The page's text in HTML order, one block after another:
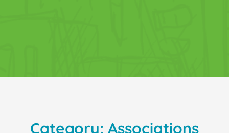
Category: Associations